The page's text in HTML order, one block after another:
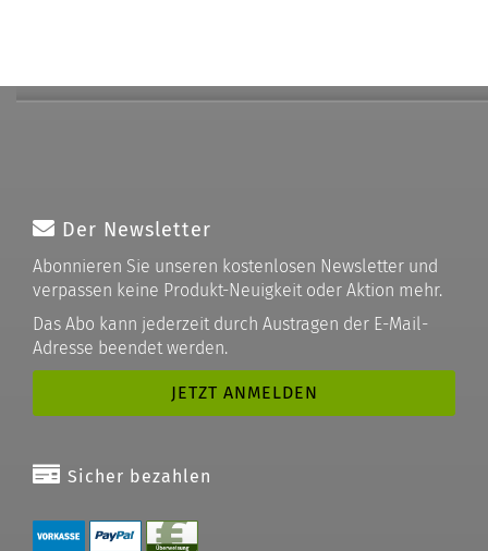
Der Newsletter
Abonnieren Sie unseren kostenlosen Newsletter und
verpassen keine Produkt-Neuigkeit oder Aktion mehr.
Das Abo kann jederzeit durch Austragen der E-Mail-
Adresse beendet werden.
Sicher bezahlen